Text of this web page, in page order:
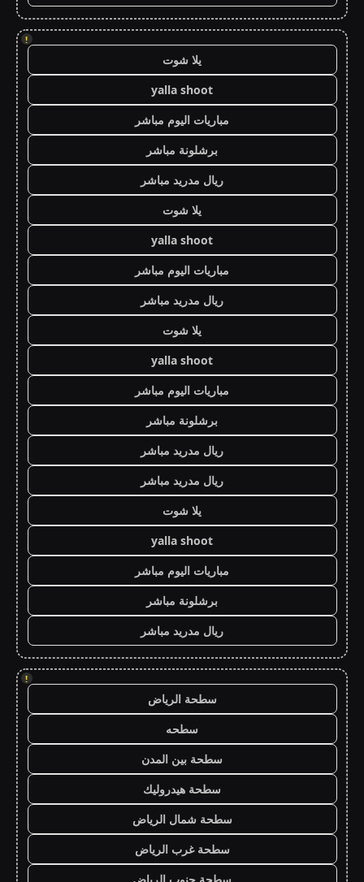
!
يلا شوت
yalla shoot
مباريات اليوم مباشر
برشلونة مباشر
ريال مدريد مباشر
يلا شوت
yalla shoot
مباريات اليوم مباشر
ريال مدريد مباشر
يلا شوت
yalla shoot
مباريات اليوم مباشر
برشلونة مباشر
ريال مدريد مباشر
ريال مدريد مباشر
يلا شوت
yalla shoot
مباريات اليوم مباشر
برشلونة مباشر
ريال مدريد مباشر
!
سطحة الرياض
سطحه
سطحة بين المدن
سطحة هيدروليك
سطحة شمال الرياض
سطحة غرب الرياض